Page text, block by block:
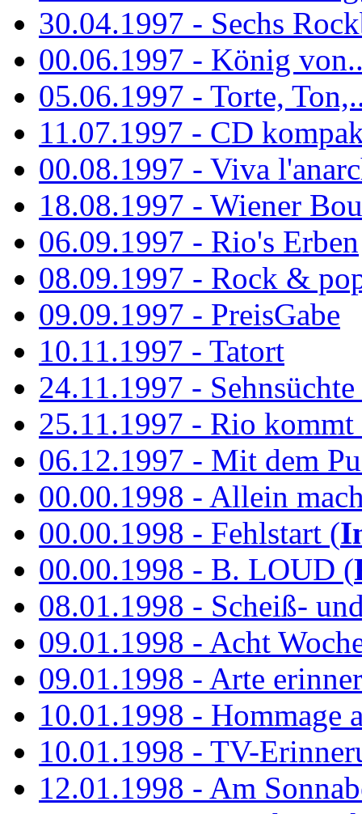
30.04.1997 - Sechs
00.06.1997 - König
05.06.1997 - Torte,
11.07.1997 - CD
00.08.1997 - Viva
18.08.1997 - Wiener
06.09.1997 - Rio's Erben
08.09.1997 - Rock &
09.09.1997 - PreisGabe
10.11.1997 - Tatort
24.11.1997 -
25.11.1997 - Rio kommt
06.12.1997 - Mit dem
00.00.1998 - Allein
00.00.1998 - Fehlstart (
00.00.1998 - B. LOUD (
08.01.1998 - Scheiß-
09.01.1998 - Acht
09.01.1998 - Arte
10.01.1998 - Hommage
10.01.1998 - TV-
12.01.1998 - Am